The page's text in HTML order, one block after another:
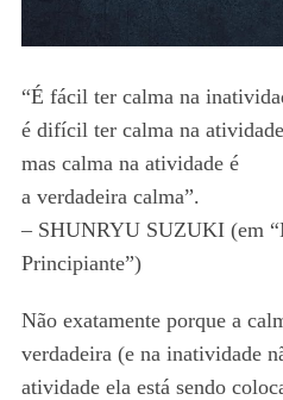
“É fácil ter calma na
é difícil ter calma na
mas calma na atividade é
a verdadeira calma”.
– SHUNRYU SUZUKI (em
Principiante”)
Não exatamente porque a
verdadeira (e na inatividade
atividade ela está sendo